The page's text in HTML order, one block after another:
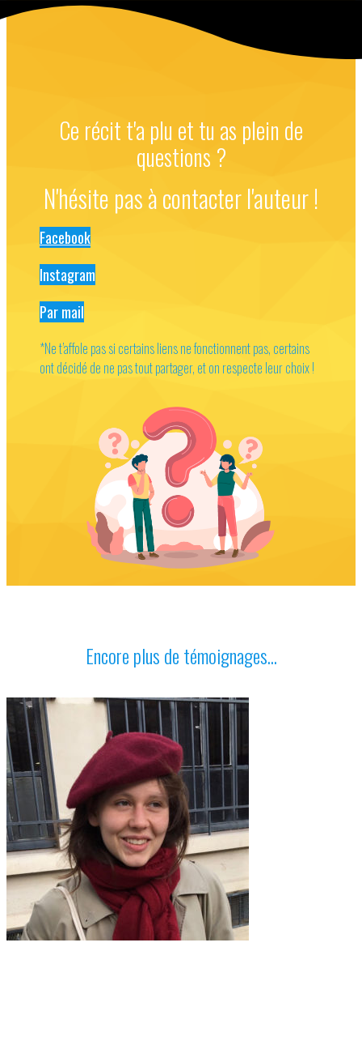
Ce récit t'a plu et tu as plein de
questions ?
N'hésite pas à contacter l'auteur !
Facebook
Instagram
Par mail
*Ne t’affole pas si certains liens ne fonctionnent pas, certains
ont décidé de ne pas tout partager, et on respecte leur choix !
Encore plus de témoignages...